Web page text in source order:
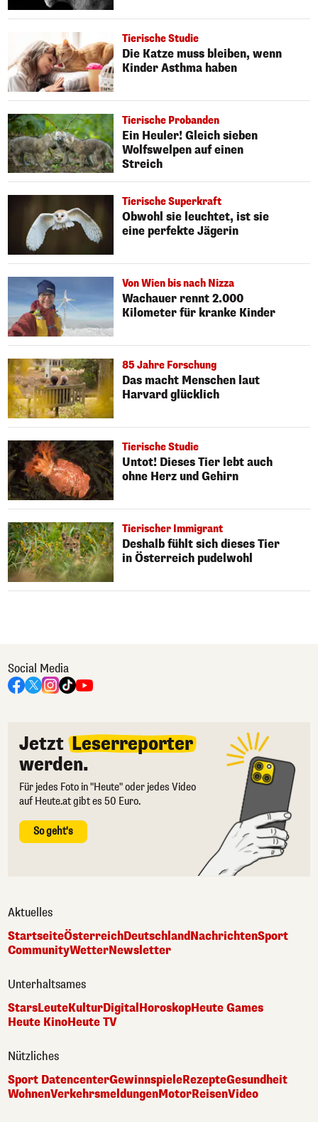
Tierische Studie
Die Katze muss bleiben, wenn
Kinder Asthma haben
Tierische Probanden
Ein Heuler! Gleich sieben
Wolfswelpen auf einen
Streich
Tierische Superkraft
Obwohl sie leuchtet, ist sie
eine perfekte Jägerin
Von Wien bis nach Nizza
Wachauer rennt 2.000
Kilometer für kranke Kinder
85 Jahre Forschung
Das macht Menschen laut
Harvard glücklich
Tierische Studie
Untot! Dieses Tier lebt auch
ohne Herz und Gehirn
Tierischer Immigrant
Deshalb fühlt sich dieses Tier
in Österreich pudelwohl
Social Media
Jetzt Leserreporter
werden.
Für jedes Foto in "Heute" oder jedes Video
auf Heute.at gibt es 50 Euro.
So geht's
Aktuelles
StartseiteÖsterreichDeutschlandNachrichtenSport
CommunityWetterNewsletter
Unterhaltsames
StarsLeuteKulturDigitalHoroskopHeute Games
Heute KinoHeute TV
Nützliches
Sport DatencenterGewinnspieleRezepteGesundheit
WohnenVerkehrsmeldungenMotorReisenVideo